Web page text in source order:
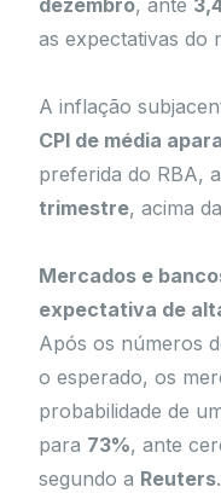
dezembro, ante
as expectativas do
A inflação
CPI de média
preferida do RBA,
trimestre, acima
Mercados e
expectativa de
Após os números
o esperado, os
probabilidade de
para 73%, ante
segundo a Reuters.